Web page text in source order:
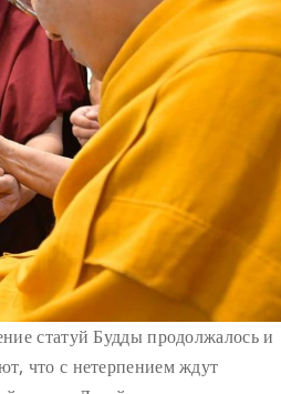
статуй Будды продолжалось и
что с нетерпением ждут